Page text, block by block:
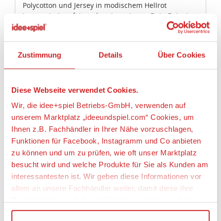
Zustimmung Details Über Cookies
Diese Webseite verwendet Cookies.
Wir, die idee+spiel Betriebs-GmbH, verwenden auf
unserem Marktplatz „ideeundspiel.com“ Cookies, um
Ihnen z.B. Fachhändler in Ihrer Nähe vorzuschlagen,
Funktionen für Facebook, Instagramm und Co anbieten
zu können und um zu prüfen, wie oft unser Marktplatz
besucht wird und welche Produkte für Sie als Kunden am
interessantesten ist. Wir geben diese Informationen vor
allem an unsere Fachhändler weiter, damit diese ihre
Polycotton und Jersey in modischem Hellrot
harmonisch aufeinander abgestimmt. Dein Baby hat
vom ersten Tag an einen tollen Begleiter durch dick
und dünn. Liebevolle Details, wie Zipfel, Knoten und
Händchen erkundet werden. Das Schnuffeltuch
gehört zur Sterntaler "Kindergarten Collection" - ist
daher problemlos auch zur Ruhezeit im
und stört andere Kinder nicht. Wie viele andere
Produkte aus der Serie Esel Emmily kann dieser
Artikel einfach im pflegeleicht Waschprogramm bei
40°C gereinigt werden.
Altersempfehlung: ab Geburt
Baumwolle, 40 % Polyester, Frottee: 90 % Baumwolle,
10 % Polyester
Pflegehinweise: Normalwaschgang 40°, Chlorbleiche
nicht möglich, Nicht bügeln, keine Reinigung